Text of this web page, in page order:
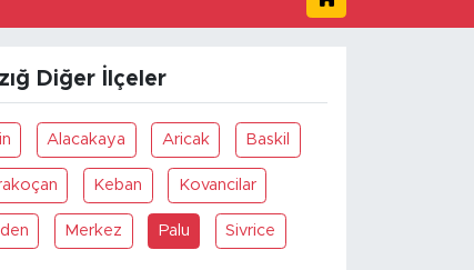
Diğer İlçeler
Alacakaya Aricak Baskil
Keban Kovancilar
Merkez Palu Sivrice